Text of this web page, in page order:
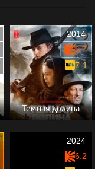
Темная долина
2014
6.7
7.1
2024
6.2